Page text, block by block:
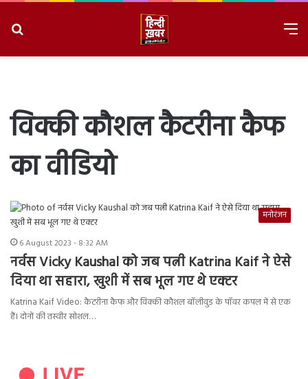
विक्की कौशल कैटरीना कैफ
का वीडियो
मनोरंजन
6 August 2023 - 8:32 AM
नर्वस Vicky Kaushal को जब पत्नी Katrina Kaif ने ऐसे
दिया था सहारा, खुशी में सब भूल गए थे एक्टर
Katrina Kaif Video: कैटरीना कैफ और विक्की कौशल बॉलीवुड के पॉवर कपल में से एक
हैं। दोनों की तस्वीर सोशल…